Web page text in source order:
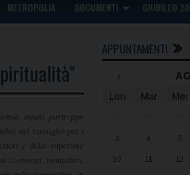
METROPOLIA DOCUMENTI GIUBILEO
infatti purtroppo
del consiglio per i
e delle superiore
(conventi, monasteri,
APPUNTAMENTI
‹
Lun
Mar Mer
3 4 5
10 11 12